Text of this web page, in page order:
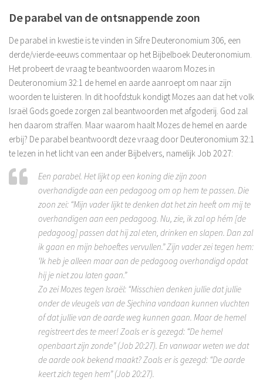
De parabel van de ontsnappende zoon
De parabel in kwestie is te vinden in Sifre Deuteronomium 306, een
derde/vierde-eeuws commentaar op het Bijbelboek Deuteronomium.
Het probeert de vraag te beantwoorden waarom Mozes in
Deuteronomium 32:1 de hemel en aarde aanroept om naar zijn
woorden te luisteren. In dit hoofdstuk kondigt Mozes aan dat het volk
Israël Gods goede zorgen zal beantwoorden met afgoderij. God zal
hen daarom straffen. Maar waarom haalt Mozes de hemel en aarde
erbij? De parabel beantwoordt deze vraag door Deuteronomium 32:1
te lezen in het licht van een ander Bijbelvers, namelijk Job 20:27:
Een parabel. Het lijkt op een koning die zijn zoon
overhandigde aan een pedagoog om op hem te passen. Die
zoon zei: “Mijn vader lijkt te denken dat het zin heeft om mij te
overhandigen aan een pedagoog. Nu, zie, ik zal op hém [de
pedagoog] passen dat hij zal eten, drinken en slapen. Dan zal
ik gaan en mijn behoeftes vervullen.” Zijn vader zei tegen hem:
‘Ik heb je alleen maar aan de pedagoog overhandigd opdat
hij je niet zou laten gaan.”
Zo zei Mozes tegen Israël: “Misschien denken jullie dat jullie
onder de vleugels van de Sjechina vandaan kunnen vluchten
of dat jullie van de aarde weg kunnen gaan. Maar de hemel
registreert des te meer! Zoals er is gezegd: “De hemel
openbaart zijn zonde” (Job 20:27). En vanwaar weten we dat
de aarde ook bekend maakt? Zoals er is gezegd: “De aarde
keert zich tegen hem” (Job 20:27).